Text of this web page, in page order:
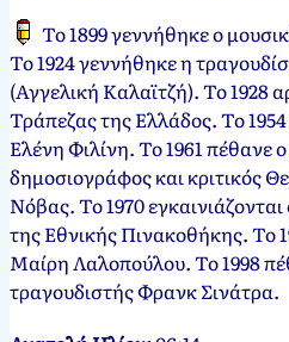
Το 1899 γεννήθηκε ο
Το 1924 γεννήθηκε η
(Αγγελική Καλαϊτζή). Το 1928
Τράπεζας της Ελλάδος. Το
Ελένη Φιλίνη. Το 1961 πέθανε
δημοσιογράφος και κριτικός
Νόβας. Το 1970
της Εθνικής Πινακοθήκης. Το
Μαίρη Λαλοπούλου. Το 1998
τραγουδιστής Φρανκ Σινάτρα.